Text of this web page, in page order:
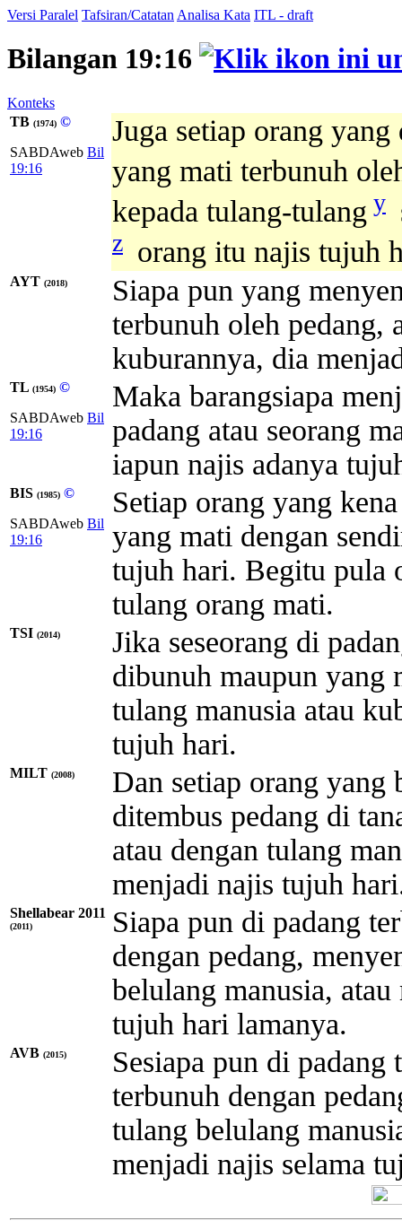
Versi Paralel Tafsiran/Catatan Analisa Kata ITL - draft
Bilangan 19:16
Konteks
TB (1974) ©
SABDAweb Bil
19:16
Juga setiap orang
yang mati terbunuh
kepada tulang-tulang y
z orang itu najis tujuh
AYT (2018)
Siapa pun yang
terbunuh oleh pedang,
kuburannya, dia
TL (1954) ©
SABDAweb Bil
19:16
Maka barangsiapa
padang atau seorang
iapun najis adanya
BIS (1985) ©
SABDAweb Bil
19:16
Setiap orang yang
yang mati dengan
tujuh hari. Begitu pula
tulang orang mati.
TSI (2014)
Jika seseorang di
dibunuh maupun yang
tulang manusia atau
tujuh hari.
MILT (2008)
Dan setiap orang yang
ditembus pedang di
atau dengan tulang
menjadi najis tujuh
Shellabear 2011
(2011)
Siapa pun di padang
dengan pedang,
belulang manusia,
tujuh hari lamanya.
AVB (2015)
Sesiapa pun di
terbunuh dengan
tulang belulang
menjadi najis selama